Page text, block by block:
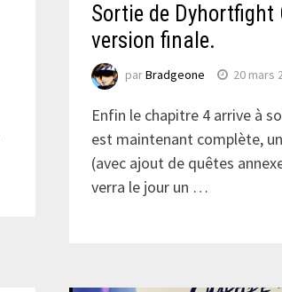
Sortie de Dyhortfight
version finale.
parBradgeone 20 mars
Enfin le chapitre 4 arrive à
est maintenant complète,
(avec ajout de quêtes
verra le jour un …